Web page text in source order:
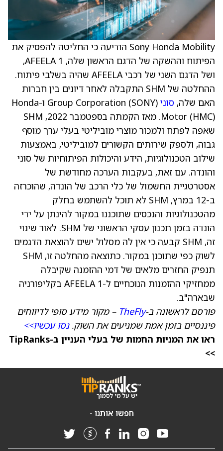
Sony Honda Mobility הודיעה כי החליטה להפסיק את
הפיתוח וההשקה של הדגם הראשון שלה, AFEELA 1,
ושל הדגם השני של רכבי AFEELA שהיה בשלבי פיתוח.
ההחלטה של SHM התקבלה לאחר דיונים בין חברות
האם שלה, סוני
Group Corporation (SONY) ו-Honda
Motor (HMC). מאז הקמתה בספטמבר 2022, SHM
שאפה לפתח ולמכור מוצרי מוביליטי בעלי ערך מוסף
גבוה, ולספק שירותים הקשורים למוביליטי, באמצעות
שילוב הטכנולוגיות, הידע והיכולות הפיתוחיות של סוני
והונדה. עם זאת, בעקבות הערכה מחודשת של
אסטרטגיית החשמול של כלי הרכב של הונדה, שהוכרזה
ב-12 במרץ, SHM לא תוכל להשתמש בחלק
מהטכנולוגיות והנכסים שתוכננו במקור להינתן על ידי
הונדה בזמן תכנון עסקי הראשוני של SHM. לאור שינוי
זה, SHM קבעה כי אין לה מסלול ישים להוצאת הדגמים
לשוק כפי שתוכנן במקור. כתוצאה מהחלטה זו, SHM
תנפיק החזרים מלאים של דמי ההזמנה שקיבלה
ממחזיקי ההזמנות הנוכחיים ל-AFEELA 1 בקליפורניה
שבארה"ב.
פורסם לראשונה ב-TheFly – מקור מידע סופי לדיווחים
פיננסיים בזמן אמת שמניעים את השוק.נסו עכשיו>>
ראו את המניות החמות של בעלי העניין ב-TipRanks
>>
חפשו אותנו -